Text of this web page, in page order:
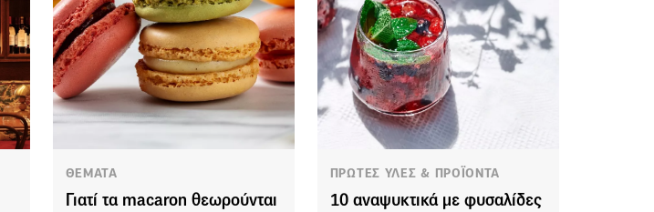
ΘΕΜΑΤΑ
Γιατί τα macaron θεωρούνται
ΠΡΩΤΕΣ ΥΛΕΣ & ΠΡΟΪΟΝΤΑ
10 αναψυκτικά με φυσαλίδες